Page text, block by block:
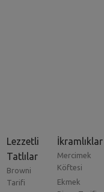
Lezzetli
Tatlılar
Browni
Tarifi
İkramlıklar
Mercimek
Köftesi
Ekmek